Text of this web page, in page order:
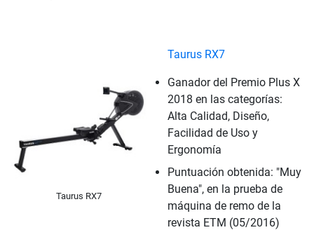
Taurus RX7
Taurus RX7
Ganador del Premio Plus X
2018 en las categorías:
Alta Calidad, Diseño,
Facilidad de Uso y
Ergonomía
Puntuación obtenida: "Muy
Buena", en la prueba de
máquina de remo de la
revista ETM (05/2016)